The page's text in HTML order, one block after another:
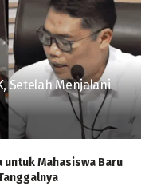
Setelah Menjalani
untuk Mahasiswa Baru